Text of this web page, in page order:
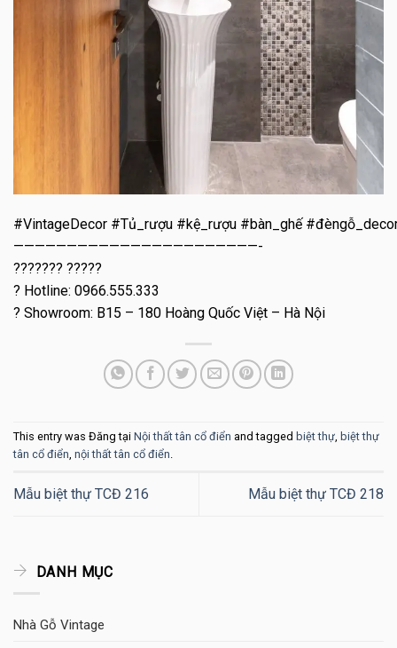
#VintageDecor #Tủ_rượu #kệ_rượu #bàn_ghế
———————————————————————-
??????? ?????
? Hotline: 0966.555.333
? Showroom: B15 – 180 Hoàng Quốc Việt – Hà Nội
This entry was Đăng tại Nội thất tân cổ điển and tagged biệt thự, biệt thự
tân cổ điển, nội thất tân cổ điển.
Mẫu biệt thự TCĐ 216 Mẫu biệt thự TCĐ 218
DANH MỤC
Nhà Gỗ Vintage